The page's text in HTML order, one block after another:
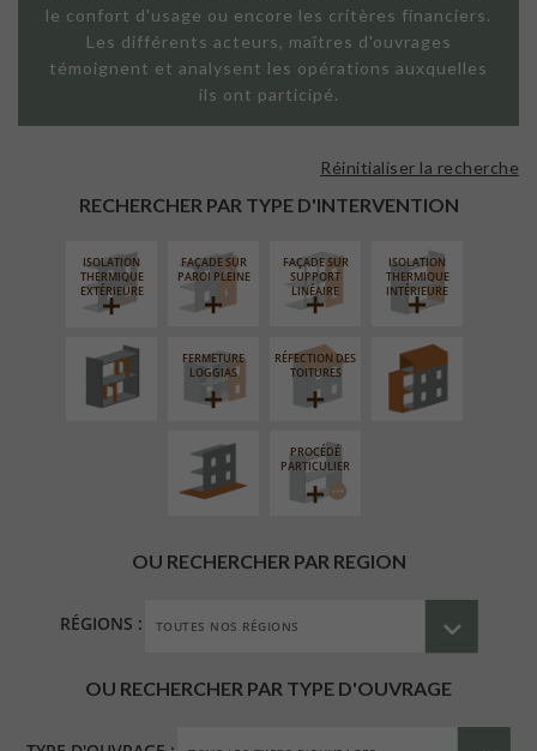
le confort d'usage ou encore les critères financiers.
Les différents acteurs, maîtres d'ouvrages
témoignent et analysent les opérations auxquelles
ils ont participé.
RECHERCHER PAR TYPE D'INTERVENTION
Réinitialiser la recherche
ISOLATION
THERMIQUE
EXTÉRIEURE
FAÇADE SUR
PAROI PLEINE
FAÇADE SUR
SUPPORT
LINÉAIRE
ISOLATION
THERMIQUE
INTÉRIEURE
RÉAMÉNAGEMENT
INTÉRIEUR
FERMETURE
LOGGIAS
RÉFECTION DES
TOITURES
SURÉLÉVATION
EXTENSION
AMÉNAGEMENT
EXTÉRIEUR
PROCÉDÉ
PARTICULIER
OU RECHERCHER PAR REGION
RÉGIONS :
OU RECHERCHER PAR TYPE D'OUVRAGE